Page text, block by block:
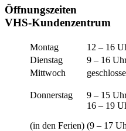
Öffnungszeiten
VHS-Kundenzentrum
Montag
12 – 16
Dienstag
9 – 16
Mittwoch
Donnerstag
(in den Ferien)
9 – 15
16 – 19
(9 – 17